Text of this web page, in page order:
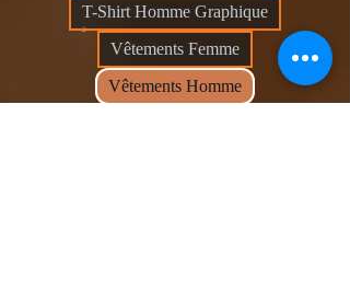
T-Shirt Homme Graphique
Vêtements Femme
Vêtements Homme